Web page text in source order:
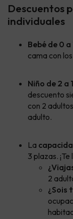
Descuentos
individuales
Bebé de 0 a
cama con
Niño de 2 a
descuento
con 2
adulto.
La
3 plazas.
2
¿Sois